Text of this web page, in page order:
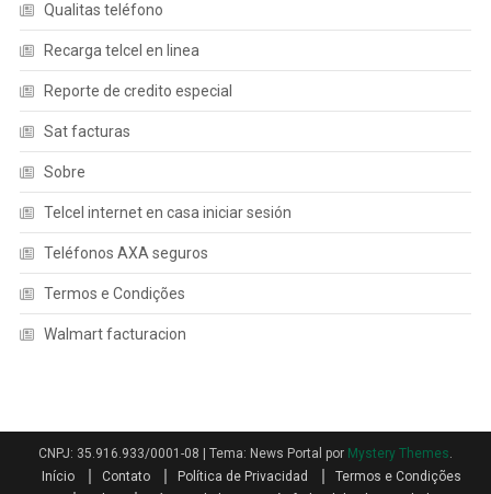
Qualitas teléfono
Recarga telcel en linea
Reporte de credito especial
Sat facturas
Sobre
Telcel internet en casa iniciar sesión
Teléfonos AXA seguros
Termos e Condições
Walmart facturacion
CNPJ: 35.916.933/0001-08 Tema: News Portal por Mystery Themes.
Início
Contato Política de Privacidad
Termos e Condições